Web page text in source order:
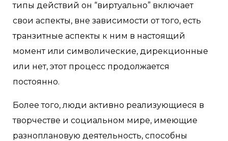
типы действий он “виртуально” включает
свои аспекты, вне зависимости от того, есть
транзитные аспекты к ним в настоящий
момент или символические, дирекционные
или нет, этот процесс продолжается
постоянно.
Более того, люди активно реализующиеся в
творчестве и социальном мире, имеющие
разноплановую деятельность, способны